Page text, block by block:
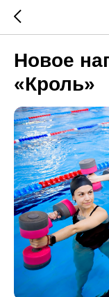
Новое
«Кроль»